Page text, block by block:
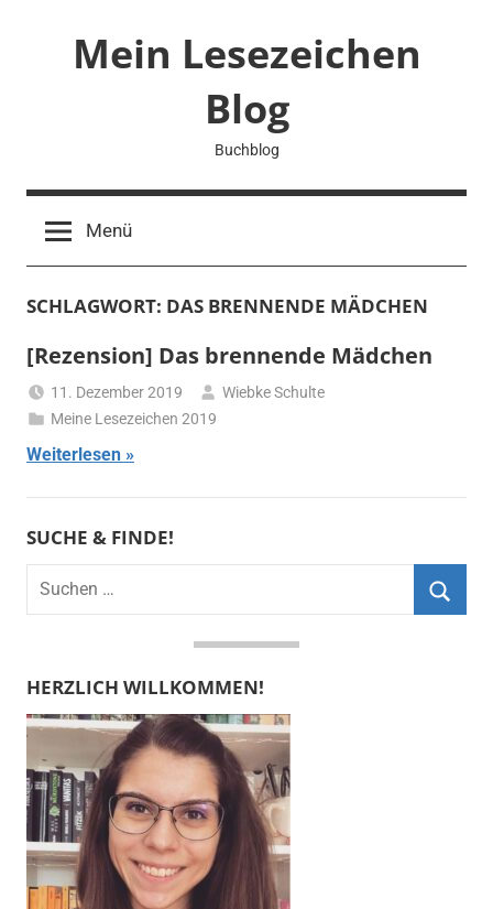
Mein Lesezeichen
Blog
Buchblog
Menü
SCHLAGWORT: DAS BRENNENDE MÄDCHEN
[Rezension] Das brennende Mädchen
11. Dezember 2019
Wiebke Schulte
Meine Lesezeichen 2019
Weiterlesen
SUCHE & FINDE!
Suchen
HERZLICH WILLKOMMEN!